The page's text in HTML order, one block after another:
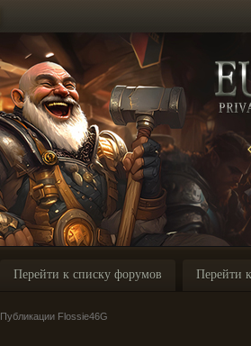
Перейти к списку форумов Перейти
Публикации Flossie46G